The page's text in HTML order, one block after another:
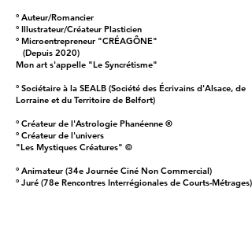
° Auteur/Romancier
° Illustrateur/Créateur Plasticien
° Microentrepreneur "CRÉAGÔNE"
(Depuis 2020)
Mon art s'appelle "Le Syncrétisme"
° Sociétaire à la SEALB (Société des Écrivains d'Alsace, de
Lorraine et du Territoire de Belfort)
° Créateur de l'Astrologie Phanéenne ®
° Créateur de l'univers
"Les Mystiques Créatures" ©
° Animateur (34e Journée Ciné Non Commercial)
° Juré (78e Rencontres Interrégionales de Courts-Métrages)